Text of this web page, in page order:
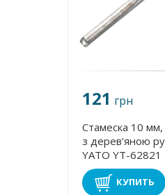
121 грн
Стамеска 10 мм,
з дерев’яною
YATO YT-62821
КУПИТЬ